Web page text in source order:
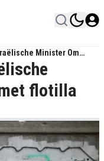
Minister Om
flotilla